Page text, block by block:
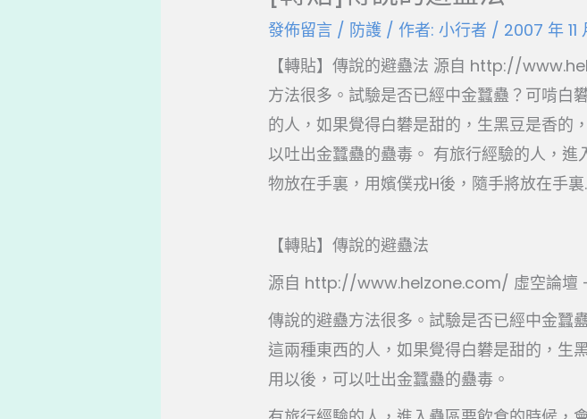
發佈留言 / 防護 / 作者:小行者 / 2007 年 11
【轉貼】傳說的避蠱法 源自 http://
方法很多。試驗是否已經中金蠶蠱？可啃白
的人，如果覺得白礬是甜的，生黑豆是香的
以吐出金蠶蠱的蠱毒。 有旅行經驗的人，
物放在手裏，用嬪僕戎H後，隨手將放在手裏
【轉貼】傳說的避蠱法
源自 http://www.helzone.com/ 虛空論壇
傳說的避蠱方法很多。試驗是否已經中金蠶
這兩種東西的人，如果覺得白礬是甜的，生
用以後，可以吐出金蠶蠱的蠱毒。